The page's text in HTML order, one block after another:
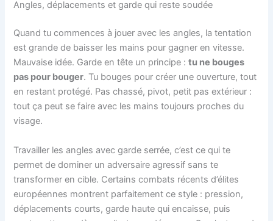
Angles, déplacements et garde qui reste soudée
Quand tu commences à jouer avec les angles, la tentation
est grande de baisser les mains pour gagner en vitesse.
Mauvaise idée. Garde en tête un principe :tu ne bouges
pas pour bouger. Tu bouges pour créer une ouverture, tout
en restant protégé. Pas chassé, pivot, petit pas extérieur :
tout ça peut se faire avec les mains toujours proches du
visage.
Travailler les angles avec garde serrée, c’est ce qui te
permet de dominer un adversaire agressif sans te
transformer en cible. Certains combats récents d’élites
européennes montrent parfaitement ce style : pression,
déplacements courts, garde haute qui encaisse, puis